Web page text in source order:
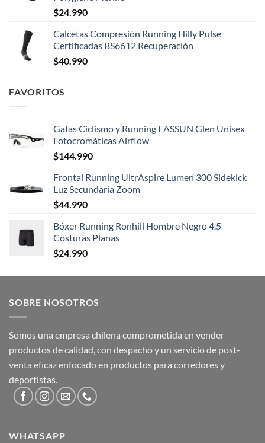
$24.990
Calcetas Compresión Running Hilly Pulse
Certificadas BS6612 Recuperación
$40.990
FAVORITOS
Gafas Ciclismo y Running EASSUN Glen Unisex
Fotocromáticas Airflow
$144.990
Frontal Running UltrAspire Lumen 300 Sidekick
Luz Secundaria Zoom
$44.990
Bóxer Running Ronhill Hombre Negro 4.5
Costuras Planas
$24.990
SOBRE NOSOTROS
Somos una empresa chilena comprometida en vender
productos de calidad, con despacho y un servicio de post-
venta eficaz enfocado en productos para corredores y
deportistas.
WHATSAPP